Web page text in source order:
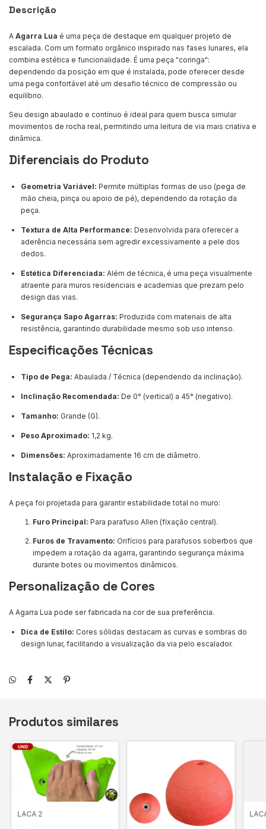
Descrição
A Agarra Lua é uma peça de destaque em qualquer projeto de
escalada. Com um formato orgânico inspirado nas fases lunares, ela
combina estética e funcionalidade. É uma peça "coringa":
dependendo da posição em que é instalada, pode oferecer desde
uma pega confortável até um desafio técnico de compressão ou
equilíbrio.
Seu design abaulado e contínuo é ideal para quem busca simular
movimentos de rocha real, permitindo uma leitura de via mais criativa e
dinâmica.
Diferenciais do Produto
Geometria Variável: Permite múltiplas formas de uso (pega de
mão cheia, pinça ou apoio de pé), dependendo da rotação da
peça.
Textura de Alta Performance: Desenvolvida para oferecer a
aderência necessária sem agredir excessivamente a pele dos
dedos.
Estética Diferenciada: Além de técnica, é uma peça visualmente
atraente para muros residenciais e academias que prezam pelo
design das vias.
Segurança Sapo Agarras: Produzida com materiais de alta
resistência, garantindo durabilidade mesmo sob uso intenso.
Especificações Técnicas
Tipo de Pega: Abaulada / Técnica (dependendo da inclinação).
Inclinação Recomendada: De 0° (vertical) a 45° (negativo).
Tamanho: Grande (G).
Peso Aproximado: 1,2 kg.
Dimensões: Aproximadamente 16 cm de diâmetro.
Instalação e Fixação
A peça foi projetada para garantir estabilidade total no muro:
Furo Principal: Para parafuso Allen (fixação central).
Furos de Travamento: Orifícios para parafusos soberbos que
impedem a rotação da agarra, garantindo segurança máxima
durante botes ou movimentos dinâmicos.
Personalização de Cores
A Agarra Lua pode ser fabricada na cor de sua preferência.
Dica de Estilo: Cores sólidas destacam as curvas e sombras do
design lunar, facilitando a visualização da via pelo escalador.
Produtos similares
LACA 2